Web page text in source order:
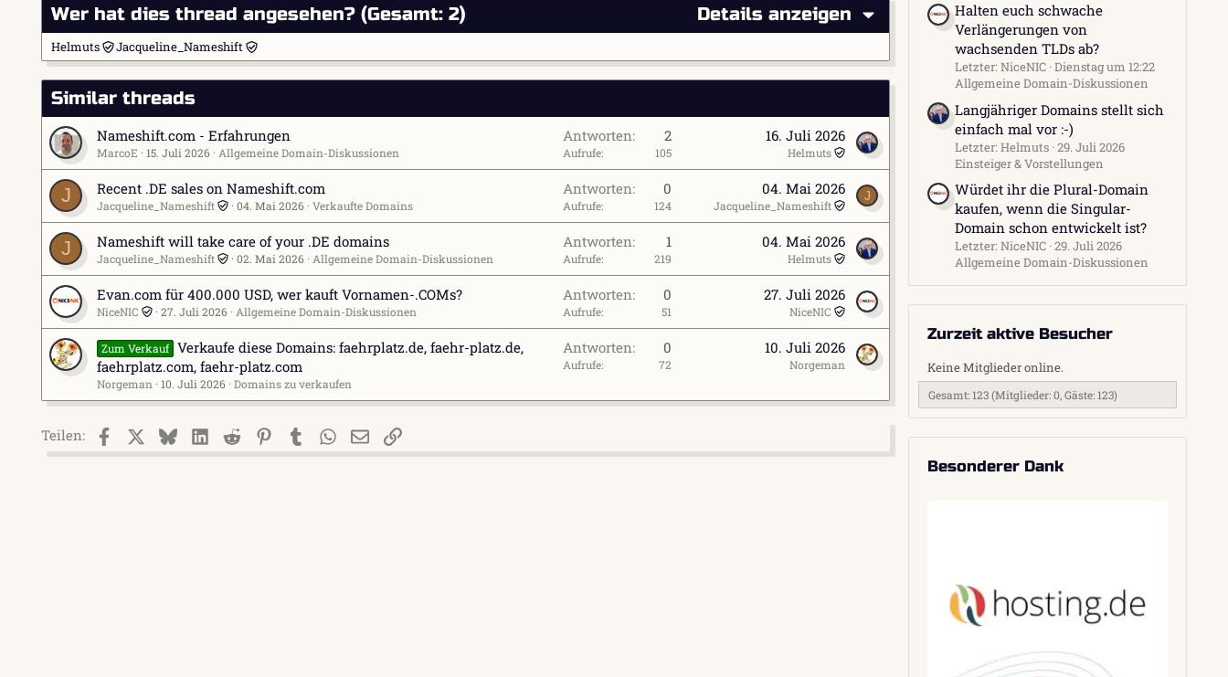
Wer hat dies thread angesehen? (Gesamt: 2) Details anzeigen
Helmuts Jacqueline_Nameshift
Similar threads
Nameshift.com - Erfahrungen
MarcoE 15. Juli 2026 Allgemeine Domain-Diskussionen
Antworten 2
Aufrufe 105
16. Juli 2026
Helmuts
J Recent .DE sales on Nameshift.com
Jacqueline_Nameshift 04. Mai 2026 Verkaufte Domains
Antworten 0
Aufrufe 124
04. Mai 2026
Jacqueline_Nameshift
J
J Nameshift will take care of your .DE domains
Jacqueline_Nameshift 02. Mai 2026 Allgemeine Domain-Diskussionen
Antworten 1
Aufrufe 219
04. Mai 2026
Helmuts
Evan.com für 400.000 USD, wer kauft Vornamen-.COMs?
NiceNIC 27. Juli 2026 Allgemeine Domain-Diskussionen
Antworten 0
Aufrufe 51
27. Juli 2026
NiceNIC
Zum Verkauf Verkaufe diese Domains: faehrplatz.de, faehr-platz.de,
faehrplatz.com, faehr-platz.com
Norgeman 10. Juli 2026 Domains zu verkaufen
Antworten 0
Aufrufe 72
10. Juli 2026
Norgeman
Teilen: FacebookX (Twitter)
BlueskyLinkedIn
Reddit PinterestTumblrWhatsApp
E-MailLink
Halten euch schwache
Verlängerungen von
wachsenden TLDs ab?
Letzter: NiceNIC Dienstag um 12:22
Allgemeine Domain-Diskussionen
Langjähriger Domains stellt sich
einfach mal vor :-)
Letzter: Helmuts 29. Juli 2026
Einsteiger & Vorstellungen
Würdet ihr die Plural-Domain
kaufen, wenn die Singular-
Domain schon entwickelt ist?
Letzter: NiceNIC 29. Juli 2026
Allgemeine Domain-Diskussionen
Zurzeit aktive Besucher
Keine Mitglieder online.
Gesamt: 123 (Mitglieder: 0, Gäste: 123)
Besonderer Dank